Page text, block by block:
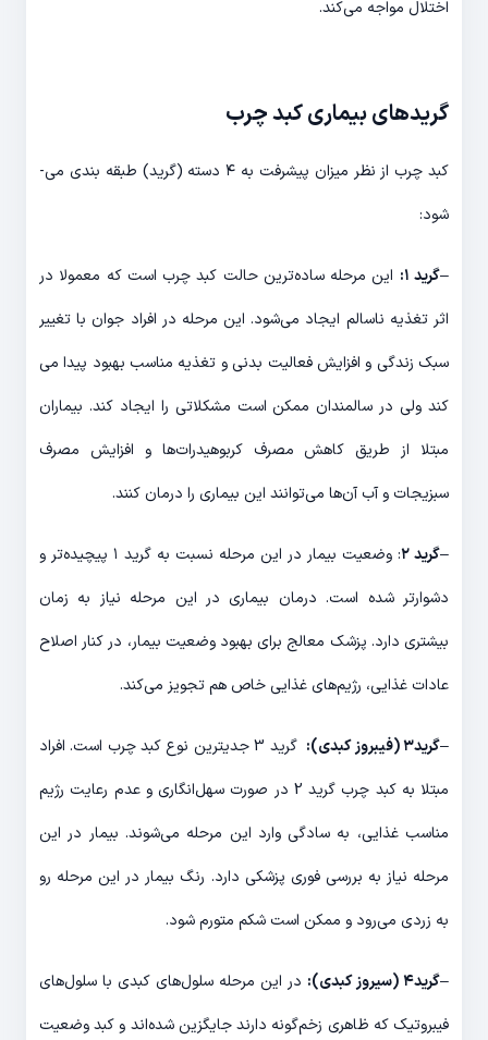
اختلال مواجه می‌­کند.
گریدهای بیماری کبد چرب
کبد چرب از نظر میزان پیشرفت به ۴ دسته (گرید) طبقه بندی می‌­
شود:
–گرید ۱:
این مرحله ساده­‌ترین حالت کبد چرب است که معمولا در
اثر تغذیه ناسالم ایجاد می­‌شود. این مرحله در افراد جوان با تغییر
سبک زندگی و افزایش فعالیت بدنی و تغذیه مناسب بهبود پیدا می­‌
کند ولی در سالمندان ممکن است مشکلاتی را ایجاد کند. بیماران
مبتلا از طریق کاهش مصرف کربوهیدرات­‌ها و افزایش مصرف
سبزیجات و آب آن‌­ها می‌­توانند این بیماری را درمان کنند.
–گرید ۲
: وضعیت بیمار در این مرحله نسبت به گرید ۱ پیچیده‌­تر و
دشوارتر شده است. درمان بیماری در این مرحله نیاز به زمان
بیشتری دارد. پزشک معالج برای بهبود وضعیت بیمار، در کنار اصلاح
عادات غذایی، رژیم­‌های غذایی خاص هم تجویز می­‌کند.
–گرید۳ (فیبروز کبدی):
گرید 3 جدی­ترین نوع کبد چرب است. افراد
مبتلا به کبد چرب گرید 2 در صورت سهل­‌انگاری و عدم رعایت رژیم
مناسب غذایی، به سادگی وارد این مرحله می‌­شوند. بیمار در این
مرحله نیاز به بررسی فوری پزشکی دارد. رنگ بیمار در این مرحله رو
به زردی می­‌رود و ممکن است شکم متورم شود.
–گرید۴ (سیروز کبدی):
در این مرحله سلول­‌های کبدی با سلول‌­های
فیبروتیک که ظاهری زخم‌­گونه دارند جایگزین شده‌­اند و کبد وضعیت